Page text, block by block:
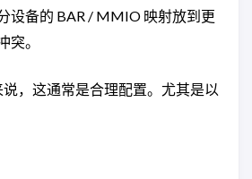
设备的 BAR / MMIO 映射放到更
突。
，这通常是合理配置。尤其是以